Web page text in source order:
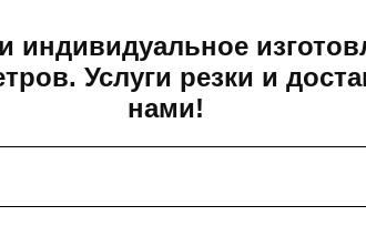
Услуги резки и
нами!